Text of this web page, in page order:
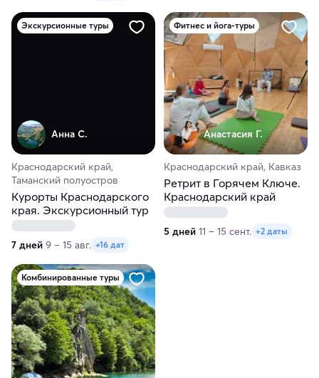
Экскурсионные туры
Анна С.
Краснодарский край,
Таманский полуостров
Курорты Краснодарского
края. Экскурсионный тур
7 дней 9 – 15 авг. +16 дат
Фитнес и йога-туры
Анастасия Г.
Краснодарский край, Кавказ
Ретрит в Горячем Ключе.
Краснодарский край
5 дней 11 – 15 сент. +2 даты
Комбинированные туры